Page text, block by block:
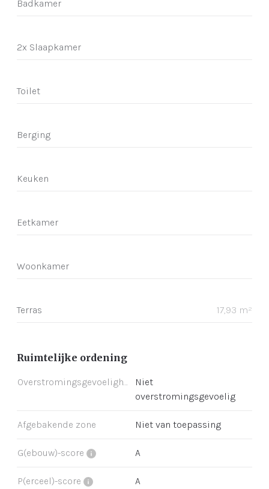
Badkamer
2x Slaapkamer
Toilet
Berging
Keuken
Eetkamer
Woonkamer
Terras 17,93 m²
Ruimtelijke ordening
Niet
overstromingsgevoelig
Afgebakende zone Niet van toepassing
G(ebouw)-score A
P(erceel)-score A